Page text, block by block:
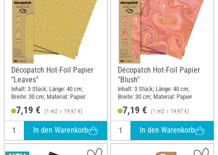
Décopatch Hot-Foil Papier
"Leaves"
Inhalt: 3 Stück; Länge: 40 cm;
Breite: 30 cm; Material: Papier
7,19 € (1 m2 = 19,97 €)
In den Warenkorb
Décopatch Hot-Foil Papier
"Blush"
Inhalt: 3 Stück; Länge: 40 cm;
Breite: 30 cm; Material: Papier
7,19 € (1 m2 = 19,97 €)
In den Warenkorb